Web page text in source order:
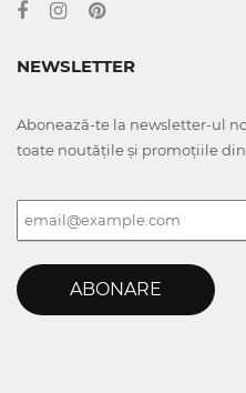
NEWSLETTER
Abonează-te la newsletter-ul
toate noutățile și promoțiile din
ABONARE